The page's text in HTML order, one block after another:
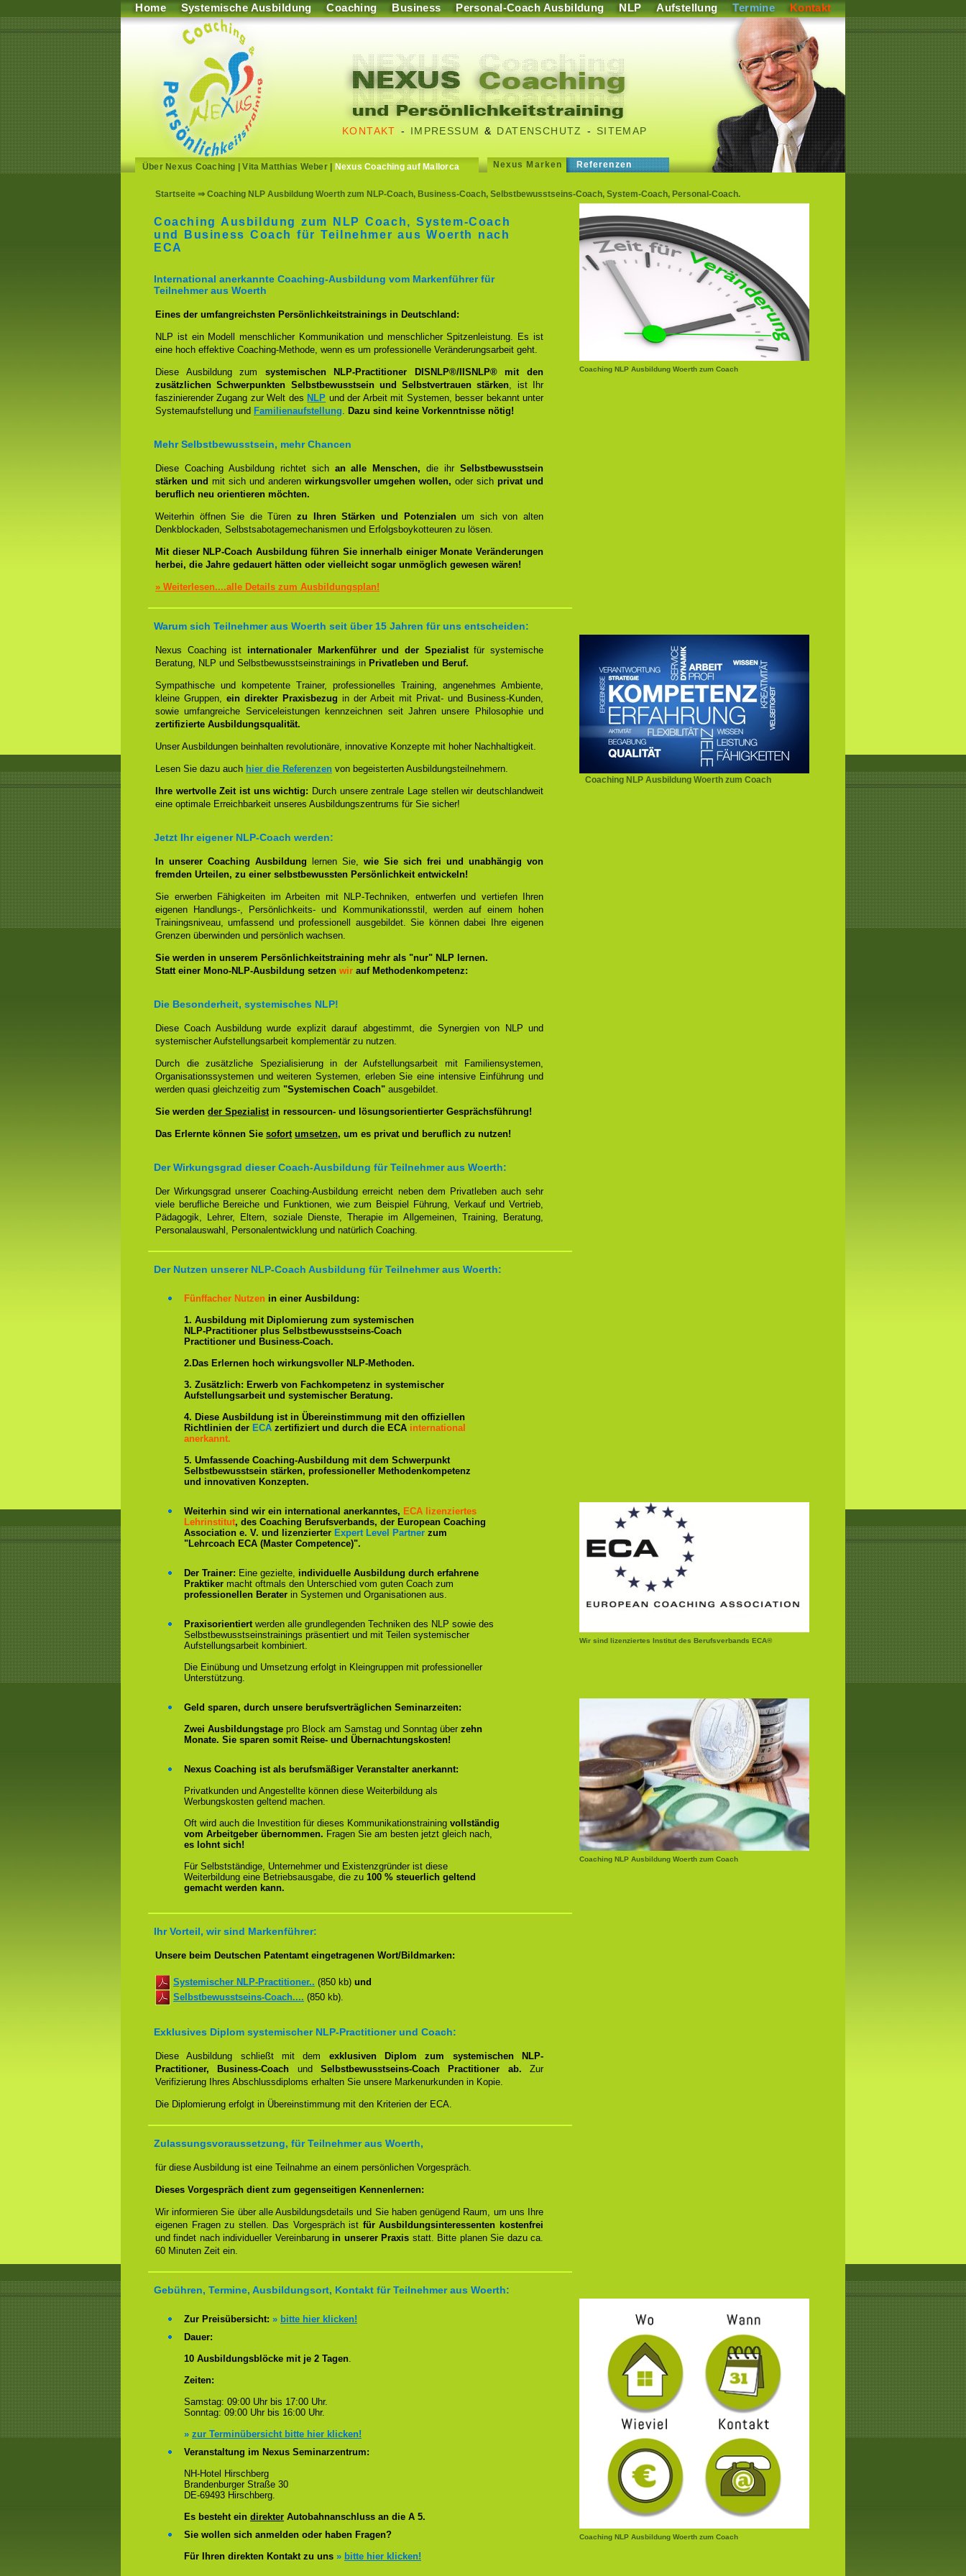
Home Systemische Ausbildung Coaching Business Personal-Coach Ausbildung NLP Aufstellung Termine Kontakt
KONTAKT - IMPRESSUM & DATENSCHUTZ - SITEMAP
Über Nexus Coaching |Vita Matthias Weber| Nexus Coaching auf Mallorca Nexus Marken Referenzen
Startseite ⇒ Coaching NLP Ausbildung Woerth zum NLP-Coach, Business-Coach, Selbstbewusstseins-Coach, System-Coach, Personal-Coach.
Coaching NLP Ausbildung Woerth zum Coach
Coaching Ausbildung zum NLP Coach, System-Coach
und Business Coach für Teilnehmer aus Woerth nach
ECA
International anerkannte Coaching-Ausbildung vom Markenführer für
Teilnehmer aus Woerth
Eines der umfangreichsten Persönlichkeitstrainings in Deutschland:
NLP ist ein Modell menschlicher Kommunikation und menschlicher Spitzenleistung. Es ist
eine hoch effektive Coaching-Methode, wenn es um professionelle Veränderungsarbeit geht.
Diese Ausbildung zum systemischen NLP-Practitioner DISNLP®/IISNLP® mit den
zusätzlichen Schwerpunkten Selbstbewusstsein und Selbstvertrauen stärken, ist Ihr
faszinierender Zugang zur Welt des NLP und der Arbeit mit Systemen, besser bekannt unter
Systemaufstellung und Familienaufstellung. Dazu sind keine Vorkenntnisse nötig!
Mehr Selbstbewusstsein, mehr Chancen
Diese Coaching Ausbildung richtet sich an alle Menschen, die ihrSelbstbewusstsein
stärken und mit sich und anderen wirkungsvoller umgehen wollen, oder sichprivat und
beruflich neu orientieren möchten.
Weiterhin öffnen Sie die Türenzu Ihren Stärken und Potenzialenum sich von alten
Denkblockaden, Selbstsabotagemechanismen und Erfolgsboykotteuren zu lösen.
Mit dieser NLP-Coach Ausbildung führen Sie innerhalb einiger Monate Veränderungen
herbei, die Jahre gedauert hätten oder vielleicht sogar unmöglich gewesen wären!
» Weiterlesen....alle Details zum Ausbildungsplan!
Warum sich Teilnehmer aus Woerth seit über 15 Jahren für uns entscheiden:
Coaching NLP Ausbildung Woerth zum Coach
Nexus Coaching ist internationaler Markenführer und der Spezialistfür systemische
Beratung, NLP und Selbstbewusstseinstrainings in Privatleben und Beruf.
Sympathische und kompetente Trainer, professionelles Training, angenehmes Ambiente,
kleine Gruppen, ein direkter Praxisbezug in der Arbeit mit Privat- und Business-Kunden,
sowie umfangreiche Serviceleistungen kennzeichnen seit Jahren unsere Philosophie und
zertifizierte Ausbildungsqualität.
Unser Ausbildungen beinhalten revolutionäre, innovative Konzepte mit hoher Nachhaltigkeit.
Lesen Sie dazu auch hier die Referenzen von begeisterten Ausbildungsteilnehmern.
Ihre wertvolle Zeit ist uns wichtig: Durch unsere zentrale Lage stellen wir deutschlandweit
eine optimale Erreichbarkeit unseres Ausbildungszentrums für Sie sicher!
Jetzt Ihr eigener NLP-Coach werden:
In unserer Coaching Ausbildung lernen Sie, wie Sie sich frei und unabhängig von
fremden Urteilen, zu einer selbstbewussten Persönlichkeit entwickeln!
Sie erwerben Fähigkeiten im Arbeiten mit NLP-Techniken, entwerfen und vertiefen Ihren
eigenen Handlungs-, Persönlichkeits- und Kommunikationsstil, werden auf einem hohen
Trainingsniveau, umfassend und professionell ausgebildet. Sie können dabei Ihre eigenen
Grenzen überwinden und persönlich wachsen.
Sie werden in unserem Persönlichkeitstraining mehr als "nur" NLP lernen.
Statt einer Mono-NLP-Ausbildung setzen wir auf Methodenkompetenz:
Die Besonderheit, systemisches NLP!
Diese Coach Ausbildung wurde explizit darauf abgestimmt, die Synergien von NLP und
systemischer Aufstellungsarbeit komplementär zu nutzen.
Durch die zusätzliche Spezialisierung in der Aufstellungsarbeit mit Familiensystemen,
Organisationssystemen und weiteren Systemen, erleben Sie eine intensive Einführung und
werden quasi gleichzeitig zum "Systemischen Coach" ausgebildet.
Sie werden der Spezialistin ressourcen- und lösungsorientierter Gesprächsführung!
Das Erlernte können Sie sofort umsetzen, um es privat und beruflich zu nutzen!
Der Wirkungsgrad dieser Coach-Ausbildung für Teilnehmer aus Woerth:
Der Wirkungsgrad unserer Coaching-Ausbildung erreicht neben dem Privatleben auch sehr
viele berufliche Bereiche und Funktionen, wie zum Beispiel Führung, Verkauf und Vertrieb,
Pädagogik, Lehrer, Eltern, soziale Dienste, Therapie im Allgemeinen, Training, Beratung,
Personalauswahl, Personalentwicklung und natürlich Coaching.
Der Nutzen unserer NLP-Coach Ausbildung für Teilnehmer aus Woerth:
Fünffacher Nutzen in einer Ausbildung:
1. Ausbildung mit Diplomierung zum systemischen
NLP-Practitioner plus Selbstbewusstseins-Coach
Practitioner und Business-Coach.
2.Das Erlernen hoch wirkungsvoller NLP-Methoden.
3. Zusätzlich: Erwerb von Fachkompetenz in systemischer
Aufstellungsarbeit und systemischer Beratung.
4. Diese Ausbildung ist in Übereinstimmung mit den offiziellen
Richtlinien der ECA zertifiziert und durch die ECA international
anerkannt.
5. Umfassende Coaching-Ausbildung mit dem Schwerpunkt
Selbstbewusstsein stärken, professioneller Methodenkompetenz
und innovativen Konzepten.
Wir sind lizenziertes Institut des Berufsverbands ECA®
Weiterhin sind wir ein international anerkanntes, ECA lizenziertes
Lehrinstitut, des Coaching Berufsverbands, der European Coaching
Association e. V. und lizenzierter Expert Level Partner zum
"Lehrcoach ECA (Master Competence)".
Der Trainer: Eine gezielte, individuelle Ausbildung durch erfahrene
Praktiker macht oftmals den Unterschied vom guten Coach zum
professionellen Berater in Systemen und Organisationen aus.
Praxisorientiertwerden alle grundlegenden Techniken des NLP sowie des
Selbstbewusstseinstrainings präsentiert und mit Teilen systemischer
Aufstellungsarbeit kombiniert.
Die Einübung und Umsetzung erfolgt in Kleingruppen mit professioneller
Unterstützung.
Coaching NLP Ausbildung Woerth zum Coach
Geld sparen, durch unsere berufsverträglichen Seminarzeiten:
Zwei Ausbildungstage pro Block am Samstag und Sonntag über zehn
Monate. Sie sparen somit Reise- und Übernachtungskosten!
Nexus Coaching ist als berufsmäßiger Veranstalter anerkannt:
Privatkunden und Angestellte können diese Weiterbildung als
Werbungskosten geltend machen.
Oft wird auch die Investition für dieses Kommunikationstraining vollständig
vom Arbeitgeber übernommen. Fragen Sie am besten jetzt gleich nach,
es lohnt sich!
Für Selbstständige, Unternehmer und Existenzgründer ist diese
Weiterbildung eine Betriebsausgabe, die zu 100 % steuerlich geltend
gemacht werden kann.
Ihr Vorteil, wir sind Markenführer:
Unsere beim Deutschen Patentamt eingetragenen Wort/Bildmarken:
Systemischer NLP-Practitioner.. (850 kb) und
Selbstbewusstseins-Coach.... (850 kb).
Exklusives Diplom systemischer NLP-Practitioner und Coach:
Diese Ausbildung schließt mit dem exklusiven Diplom zum systemischen NLP-
Practitioner, Business-Coach undSelbstbewusstseins-Coach Practitioner ab.Zur
Verifizierung Ihres Abschlussdiploms erhalten Sie unsere Markenurkunden in Kopie.
Die Diplomierung erfolgt in Übereinstimmung mit den Kriterien der ECA.
Zulassungsvoraussetzung, für Teilnehmer aus Woerth,
für diese Ausbildung ist eine Teilnahme an einem persönlichen Vorgespräch.
Dieses Vorgespräch dient zum gegenseitigen Kennenlernen:
Wir informieren Sie über alle Ausbildungsdetails und Sie haben genügend Raum, um uns Ihre
eigenen Fragen zu stellen. Das Vorgespräch ist für Ausbildungsinteressenten kostenfrei
und findet nach individueller Vereinbarung in unserer Praxis statt. Bitte planen Sie dazu ca.
60 Minuten Zeit ein.
Gebühren, Termine, Ausbildungsort, Kontakt für Teilnehmer aus Woerth:
Coaching NLP Ausbildung Woerth zum Coach
Zur Preisübersicht: » bitte hier klicken!
Dauer:
10 Ausbildungsblöcke mit je 2 Tagen.
Zeiten:
Samstag: 09:00 Uhr bis 17:00 Uhr.
Sonntag: 09:00 Uhr bis 16:00 Uhr.
» zur Terminübersicht bitte hier klicken!
Veranstaltung im Nexus Seminarzentrum:
NH-Hotel Hirschberg
Brandenburger Straße 30
DE-69493 Hirschberg.
Es besteht ein direkter Autobahnanschluss an die A 5.
Sie wollen sich anmelden oder haben Fragen?
Für Ihren direkten Kontakt zu uns » bitte hier klicken!